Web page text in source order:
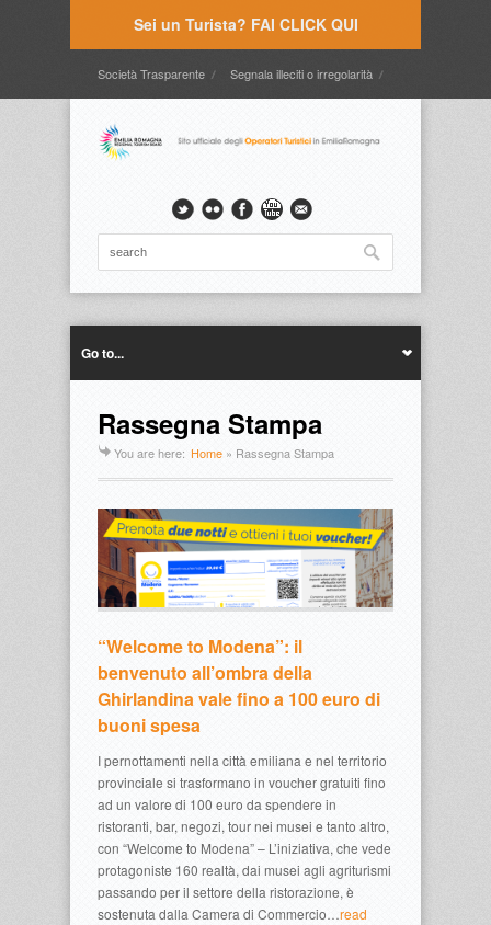
Sei un Turista? FAI CLICK QUI
Società Trasparente Segnala illeciti o irregolarità
Timbrature
Go to...
Rassegna Stampa
You are here: Home » Rassegna Stampa
“Welcome to Modena”: il
benvenuto all’ombra della
Ghirlandina vale fino a 100 euro di
buoni spesa
I pernottamenti nella città emiliana e nel territorio
provinciale si trasformano in voucher gratuiti fino
ad un valore di 100 euro da spendere in
ristoranti, bar, negozi, tour nei musei e tanto altro,
con “Welcome to Modena” – L’iniziativa, che vede
protagoniste 160 realtà, dai musei agli agriturismi
passando per il settore della ristorazione, è
sostenuta dalla Camera di Commercio…read